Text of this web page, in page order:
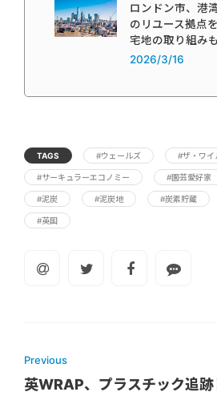
ロンドン市、港
のリユース拠点
宅地の取り組みも
2026/3/16
TAGS #ウェールズ #ザ・ワイ
#サーキュラーエコノミー #園芸愛好家
#泥炭 #泥炭地 #炭素貯蔵
#英国
Previous
英WRAP、プラスチック追跡